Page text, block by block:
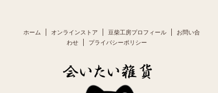
ホーム オンラインストア 豆柴工房プロフィール
お問い合
わせ
プライバシーポリシー